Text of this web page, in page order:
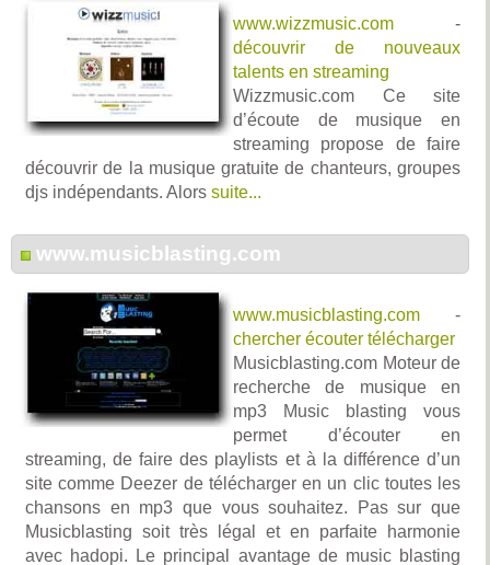
www.wizzmusic.com -
découvrir de nouveaux
talents en streaming
Wizzmusic.com Ce site
d’écoute de musique en
streaming propose de faire
découvrir de la musique gratuite de chanteurs, groupes
djs indépendants. Alors suite...
www.musicblasting.com
www.musicblasting.com -
chercher écouter télécharger
Musicblasting.com Moteur de
recherche de musique en
mp3 Music blasting vous
permet d’écouter en
streaming, de faire des playlists et à la différence d’un
site comme Deezer de télécharger en un clic toutes les
chansons en mp3 que vous souhaitez. Pas sur que
Musicblasting soit très légal et en parfaite harmonie
avec hadopi. Le principal avantage de music blasting